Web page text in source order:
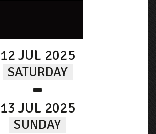
12 JUL 2025
SATURDAY
-
13 JUL 2025
SUNDAY